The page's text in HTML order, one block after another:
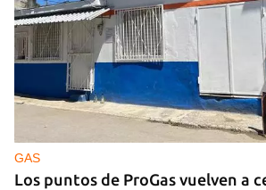
GAS
Los puntos de ProGas vuelven a